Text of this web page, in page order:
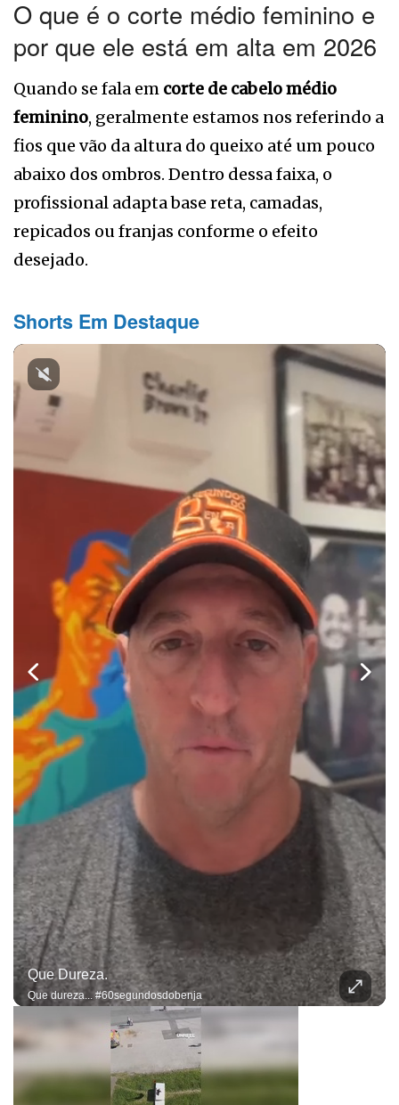
O que é o corte médio feminino e
por que ele está em alta em 2026
Quando se fala em corte de cabelo médio
feminino, geralmente estamos nos referindo a
fios que vão da altura do queixo até um pouco
abaixo dos ombros. Dentro dessa faixa, o
profissional adapta base reta, camadas,
repicados ou franjas conforme o efeito
desejado.
Shorts Em Destaque
Que Dureza.
Que dureza... #60segundosdobenja